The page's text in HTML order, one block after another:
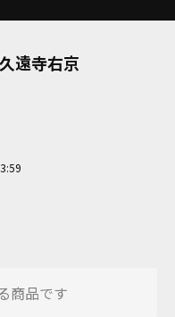
遠寺右京
商品です